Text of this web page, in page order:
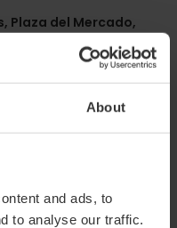
About
and ads, to
to analyse our traffic.
Plaza del Mercado,